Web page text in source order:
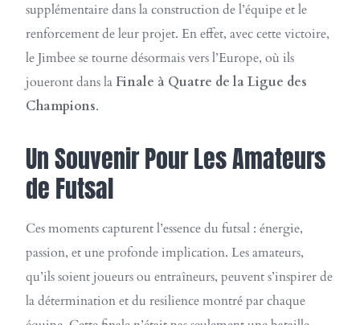
supplémentaire dans la construction de l’équipe et le
renforcement de leur projet. En effet, avec cette victoire,
le Jimbee se tourne désormais vers l’Europe, où ils
joueront dans la Finale à Quatre de la Ligue des
Champions.
Un Souvenir Pour Les Amateurs
de Futsal
Ces moments capturent l’essence du futsal : énergie,
passion, et une profonde implication. Les amateurs,
qu’ils soient joueurs ou entraîneurs, peuvent s’inspirer de
la détermination et du resilience montré par chaque